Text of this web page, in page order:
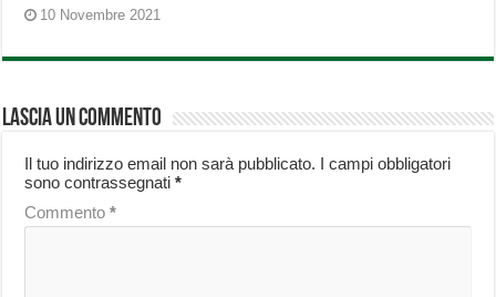
10 Novembre 2021
Lascia un commento
Il tuo indirizzo email non sarà pubblicato. I campi obbligatori
sono contrassegnati*
Commento*